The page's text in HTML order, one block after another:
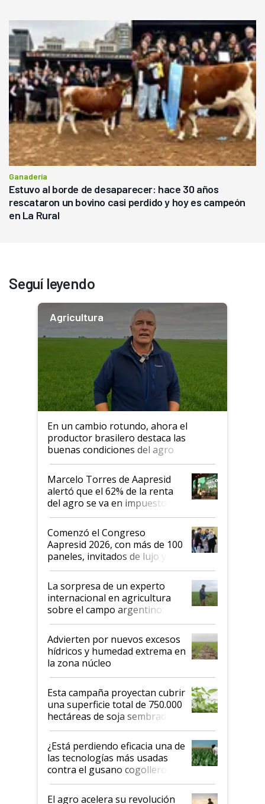
Ganadería
Estuvo al borde de desaparecer: hace 30 años
rescataron un bovino casi perdido y hoy es campeón
en La Rural
Seguí leyendo
Agricultura
En un cambio rotundo, ahora el
productor brasilero destaca las
buenas condiciones del agro
argentino para invertir: "Los veo
más motivados"
Marcelo Torres de Aapresid
alertó que el 62% de la renta
del agro se va en impuestos:
"No es bueno que en
Argentina se sigan discutiendo
las mismas cosas de hace 50
años"
Comenzó el Congreso
Aapresid 2026, con más de 100
paneles, invitados de lujo y
todas las tendencias
La sorpresa de un experto
internacional en agricultura
sobre el campo argentino:
"Estoy muy impresionado"
Advierten por nuevos excesos
hídricos y humedad extrema en
la zona núcleo
Esta campaña proyectan cubrir
una superficie total de 750.000
hectáreas de soja sembradas
con una nueva generación de
variedades que marcan un
salto tecnológico en genética y
rendimiento
¿Está perdiendo eficacia una de
las tecnologías más usadas
contra el gusano cogollero? El
desafío de una tecnología clave
El agro acelera su revolución